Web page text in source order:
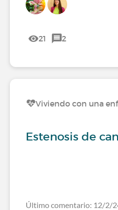
21 2
Viviendo con una
Estenosis de
Último comentario: 12/2/